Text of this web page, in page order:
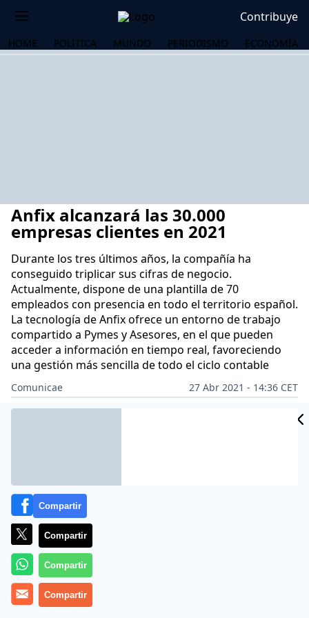
Contribuye
HOME POLÍTICA MUNDO PERIODISMO ECONOMÍA
Anfix alcanzará las 30.000
empresas clientes en 2021
Durante los tres últimos años, la compañía ha
conseguido triplicar sus cifras de negocio.
Actualmente, dispone de una plantilla de 70
empleados con presencia en todo el territorio español.
La tecnología de Anfix ofrece un entorno de trabajo
compartido a Pymes y Asesores, en el que pueden
acceder a información en tiempo real, favoreciendo
una gestión más sencilla de todo el ciclo contable
Comunicae
27 Abr 2021 - 14:36 CET
Archivado en:
Compartir
Compartir
Compartir
Compartir